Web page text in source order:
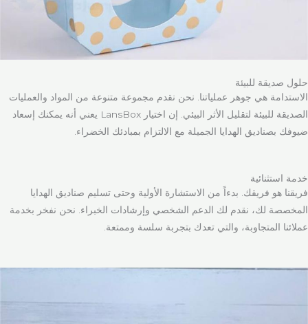
حلول صديقة للبيئة
الاستدامة هي جوهر عملياتنا. نحن نقدم مجموعة متنوعة من المواد والعمليات
الصديقة للبيئة لتقليل الأثر البيئي. إن اختيار LansBox يعني أنه يمكنك إسعاد
ضيوفك بصناديق الهدايا الجميلة مع الالتزام بمبادئك الخضراء.
خدمة استثنائية
فريقنا هو فريقك. بدءاً من الاستشارة الأولية وحتى تسليم صناديق الهدايا
المخصصة لك، نقدم لك الدعم الشخصي وإرشادات الخبراء. نحن نفخر بخدمة
عملائنا المتجاوبة، والتي تعدك بتجربة سلسة وممتعة.